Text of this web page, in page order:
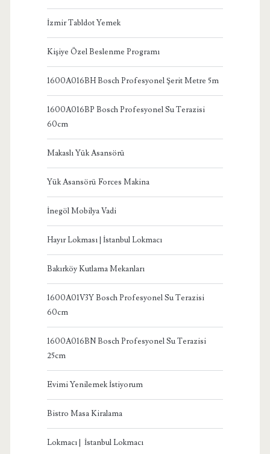
İzmir Tabldot Yemek
Kişiye Özel Beslenme Programı
1600A016BH Bosch Profesyonel Şerit Metre 5m
1600A016BP Bosch Profesyonel Su Terazisi
60cm
Makaslı Yük Asansörü
Yük Asansörü Forces Makina
İnegöl Mobilya Vadi
Hayır Lokması | İstanbul Lokmacı
Bakırköy Kutlama Mekanları
1600A01V3Y Bosch Profesyonel Su Terazisi
60cm
1600A016BN Bosch Profesyonel Su Terazisi
25cm
Evimi Yenilemek İstiyorum
Bistro Masa Kiralama
Lokmacı | İstanbul Lokmacı